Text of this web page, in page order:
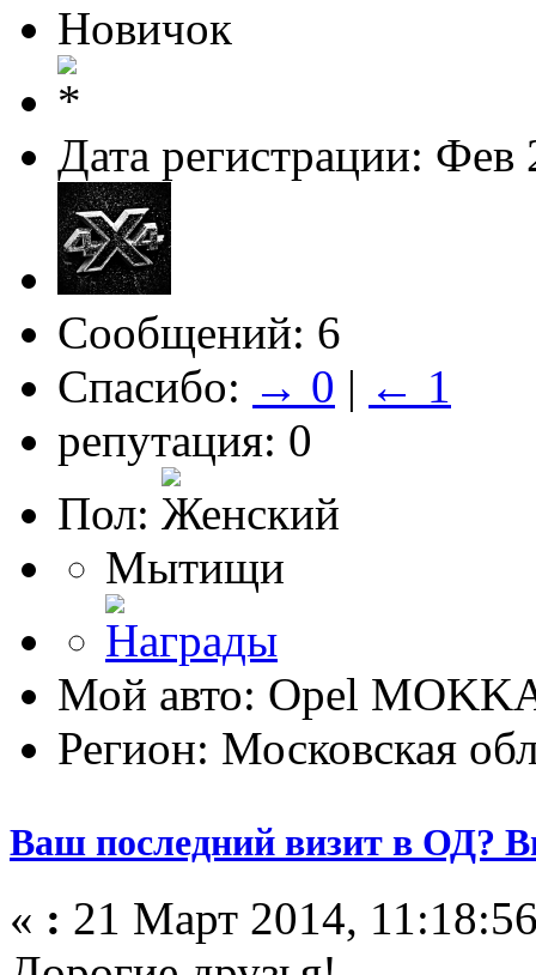
Новичок
Дата регистрации: Фев
Сообщений: 6
Спасибо: → 0 | ← 1
репутация: 0
Пол:
Мытищи
Мой авто: Opel
Регион: Московская
Ваш последний визит в ОД?
« : 21 Март 2014,